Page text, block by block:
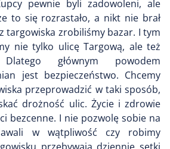
pewnie byli zadowoleni, ale
to się rozrastało, a nikt nie brał
targowiska zrobiliśmy bazar. I tym
nie tylko ulicę Targową, ale też
głównym powodem
jest bezpieczeństwo. Chcemy
przeprowadzić w taki sposób,
drożność ulic. Życie i zdrowie
bezcenne. I nie pozwolę sobie na
w wątpliwość czy robimy